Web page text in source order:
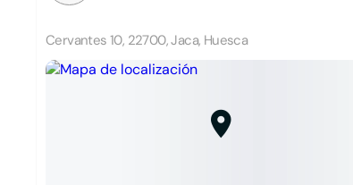
Cervantes 10, 22700, Jaca, Huesca